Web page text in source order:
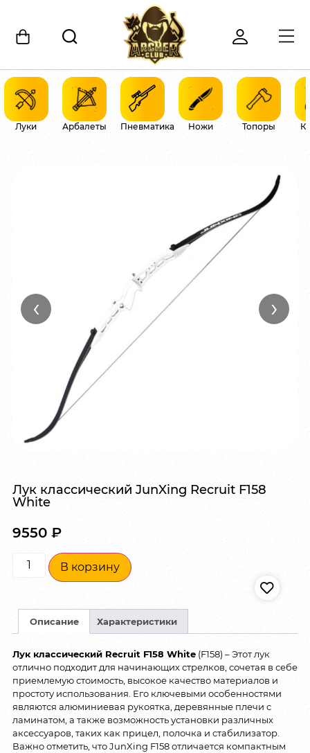
Луки Арбалеты Пневматика Ножи Топоры
‹ ›
Лук классический JunXing Recruit F158
White
9550 ₽
В корзину
Описание Характеристики
Лук классический Recruit F158 White (F158) – Этот лук
отлично подходит для начинающих стрелков, сочетая в себе
приемлемую стоимость, высокое качество материалов и
простоту использования. Его ключевыми особенностями
являются алюминиевая рукоятка, деревянные плечи с
ламинатом, а также возможность установки различных
аксессуаров, таких как прицел, полочка и стабилизатор.
Важно отметить, что JunXing F158 отличается компактным